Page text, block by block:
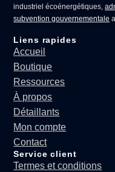
industriel écoénergétiques,
subvention gouvernementale
Liens rapides
Accueil
Boutique
Ressources
À propos
Détaillants
Mon compte
Contact
Service client
Termes et conditions